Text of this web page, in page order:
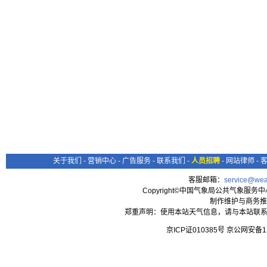
关于我们 - 营销中心 - 广告服务 - 联系我们 - 人员招聘 - 网站律师 -
客服邮箱：
Copyright©中国气象局公共气象服务
制作维护与商务
郑重声明：使用本站天气信息，请与本站联
京ICP证010385号 京公网安备